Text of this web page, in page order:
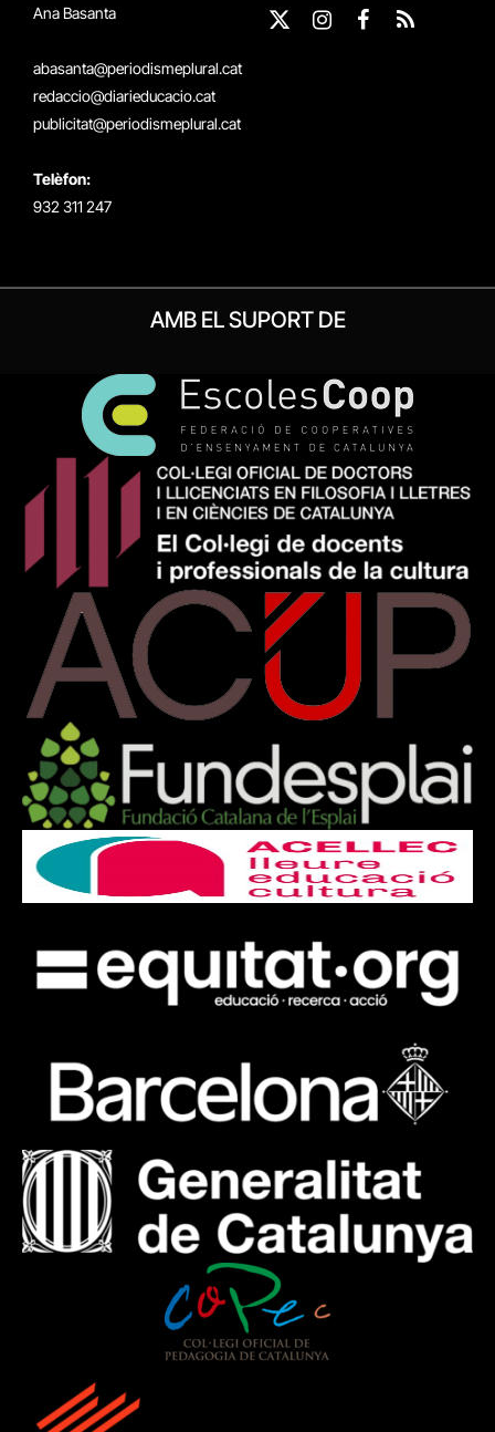
Ana Basanta
abasanta@periodismeplural.cat
redaccio@diarieducacio.cat
publicitat@periodismeplural.cat
Telèfon:
932 311 247
X
Instagram
Facebook
RSS
AMB EL SUPORT DE